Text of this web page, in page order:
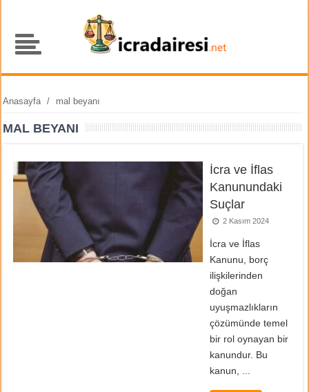
Anasayfa / mal beyanı
MAL BEYANI
İcra ve İflas
Kanunundaki
Suçlar
2 Kasım 2024
İcra ve İflas
Kanunu, borç
ilişkilerinden
doğan
uyuşmazlıkların
çözümünde temel
bir rol oynayan bir
kanundur. Bu
kanun, ...